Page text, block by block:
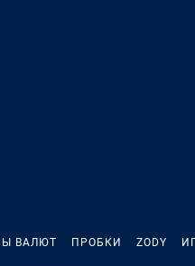
ВАЛЮТ ПРОБКИ ZODY